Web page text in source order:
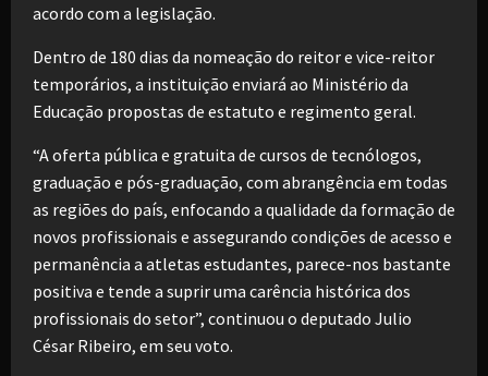
acordo com a legislação.
Dentro de 180 dias da nomeação do reitor e vice-reitor
temporários, a instituição enviará ao Ministério da
Educação propostas de estatuto e regimento geral.
“A oferta pública e gratuita de cursos de tecnólogos,
graduação e pós-graduação, com abrangência em todas
as regiões do país, enfocando a qualidade da formação de
novos profissionais e assegurando condições de acesso e
permanência a atletas estudantes, parece-nos bastante
positiva e tende a suprir uma carência histórica dos
profissionais do setor”, continuou o deputado Julio
César Ribeiro, em seu voto.